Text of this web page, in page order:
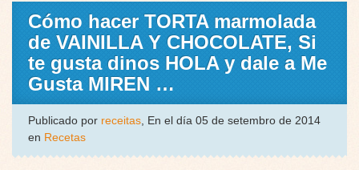
Cómo hacer TORTA marmolada
de VAINILLA Y CHOCOLATE, Si
te gusta dinos HOLA y dale a Me
Gusta MIREN …
Publicado por receitas, En el día 05 de setembro de 2014
en Recetas